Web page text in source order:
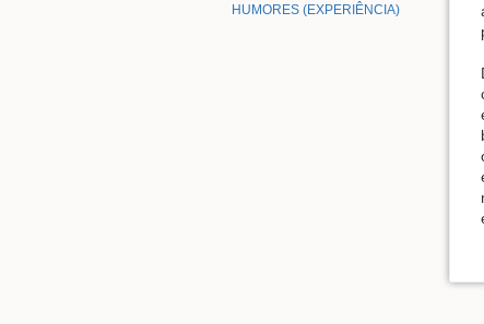
HUMORES (EXPERIÊNCIA)